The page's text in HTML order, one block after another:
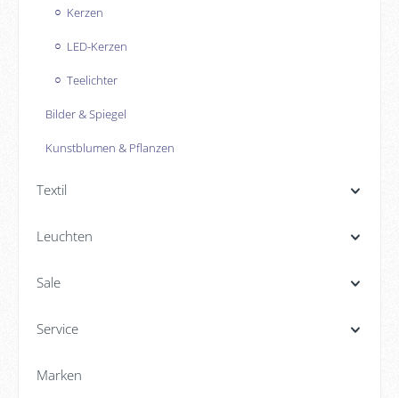
Kerzen
LED-Kerzen
Teelichter
Bilder & Spiegel
Kunstblumen & Pflanzen
Textil
Leuchten
Sale
Service
Marken